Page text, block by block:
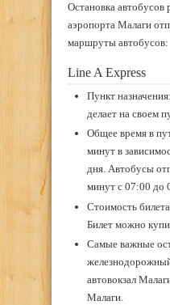
Остановка автобусов
аэропорта Малаги
маршруты автобусов:
Line A Express
Пункт
делает на своем
Общее время в
минут в
дня. Автобусы
минут с 07:00 до
Стоимость
Билет можно
Самые важные
автовокзал
Малаги.